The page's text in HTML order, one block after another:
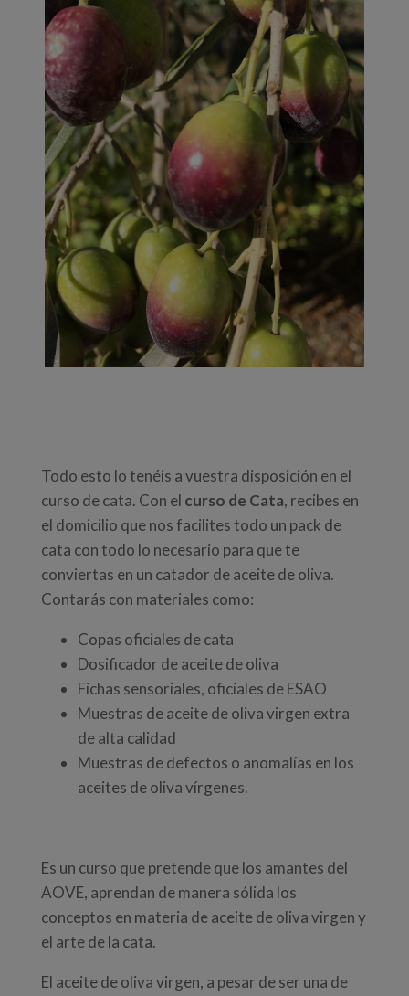
Todo esto lo tenéis a vuestra disposición en el
curso de cata. Con el curso de Cata, recibes en
el domicilio que nos facilites todo un pack de
cata con todo lo necesario para que te
conviertas en un catador de aceite de oliva.
Contarás con materiales como:
Copas oficiales de cata
Dosificador de aceite de oliva
Fichas sensoriales, oficiales de ESAO
Muestras de aceite de oliva virgen extra
de alta calidad
Muestras de defectos o anomalías en los
aceites de oliva vírgenes.
Es un curso que pretende que los amantes del
AOVE, aprendan de manera sólida los
conceptos en materia de aceite de oliva virgen y
el arte de la cata.
El aceite de oliva virgen, a pesar de ser una de